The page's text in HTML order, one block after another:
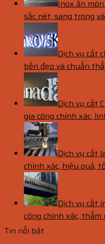
Inox ăn
sắc nét, sang trọng
Dịch vụ cắt
bền đẹp và chuẩn
Dịch vụ cắt
gia công chính xác,
Dịch vụ cắt
chính xác, hiệu quả,
Dịch vụ cắt
công chính xác, thẩm
Tin nổi bật